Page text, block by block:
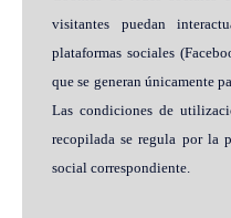
visitantes puedan
plataformas sociales
que se generan únicamente
Las condiciones de
recopilada se regula por la
social correspondiente.